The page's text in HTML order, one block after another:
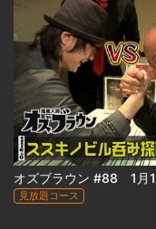
見放題コース